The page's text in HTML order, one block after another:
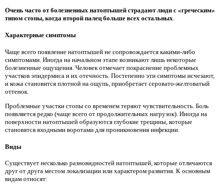
Очень часто от болезненных натоптышей страдают люди с «греческим»
типом стопы, когда второй палец больше всех остальных.
Характерные симптомы
Чаще всего появление натоптышей не сопровождается какими-либо
симптомами. Иногда на начальном этапе возникают лишь некоторые
болезненные ощущения. Человек отмечает покраснение проблемных
участков эпидермиса и их отечность. Постепенно эти симптомы исчезают,
и кожа становится плотной на ощупь, приобретает серовато-желтоватый
оттенок.
Проблемные участки стопы со временем теряют чувствительность. Боль
появляется редко (чаще всего от продолжительных нагрузок). Иногда на
поверхности натоптышей образуются глубокие трещины, которые
становятся входными воротами для проникновения инфекции.
Виды
Существует несколько разновидностей натоптышей, которые отличаются
друг от друга местом локализации или характером развития. К основным
видам относят: